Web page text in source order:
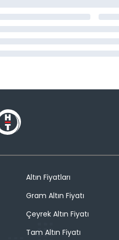
Altın Fiyatları
Gram Altın Fiyatı
Çeyrek Altın Fiyatı
Tam Altın Fiyatı